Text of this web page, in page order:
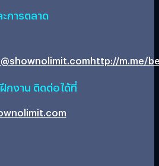
การตลาด
http://m.me/
กงาน ติดต่อได้ที่